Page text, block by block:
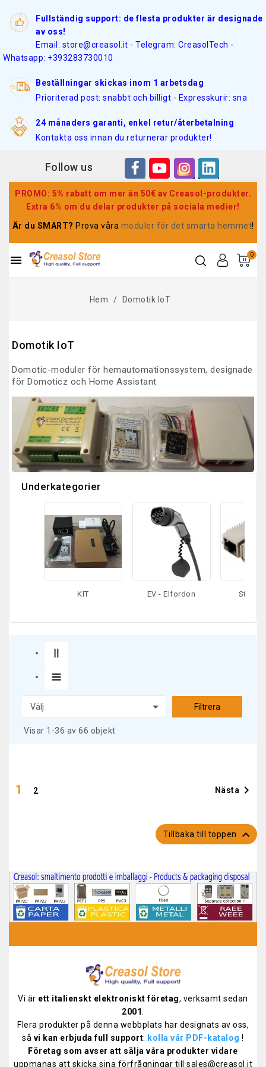
Fullständig support: de flesta produkter är designade
av oss!
Email: store@creasol.it - Telegram: CreasolTech -
Whatsapp: +393283730010
Beställningar skickas inom 1 arbetsdag
Prioriterad post: snabbt och billigt - Expresskurir: sna
24 månaders garanti, enkel retur/återbetalning
Kontakta oss innan du returnerar produkter!
Follow us
PROMO: 5% rabatt om mer än 50€ av Creasol-produkter.
Extra 6% om du delar produkter på sociala medier!
Är du SMART? Prova våra moduler för det smarta hemmet!
0

Hem Domotik IoT
Domotik IoT
Domotic-moduler för hemautomationssystem, designade
för Domoticz och Home Assistant
Underkategorier
KIT EV - Elfordon
Välj  Filtrera
Visar 1-36 av 66 objekt
1 2 Nästa 
Tillbaka till toppen 
Vi är ett italienskt elektroniskt företag, verksamt sedan
2001.
Flera produkter på denna webbplats har designats av oss,
så vi kan erbjuda full support: kolla vår PDF-katalog!
Företag som avser att sälja våra produkter vidare
uppmanas att skicka sina förfrågningar till sales@creasol.it